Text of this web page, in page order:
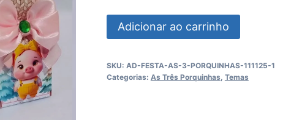
Festa
As
Porquinhas
Adicionar ao carrinho
SKU: AD-FESTA-AS-3-PORQUINHAS-111125-1
Categorias: As Três Porquinhas Temas